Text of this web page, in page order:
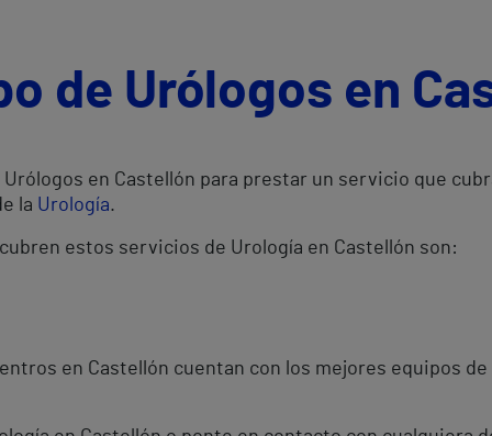
de Urólogos en
en Castellón para prestar un servicio que
la Urología.
estos servicios de Urología en Castellón son:
en Castellón cuentan con los mejores equipos